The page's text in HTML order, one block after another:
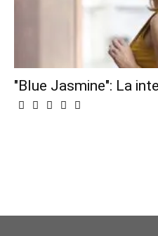
"Blue Jasmine": La